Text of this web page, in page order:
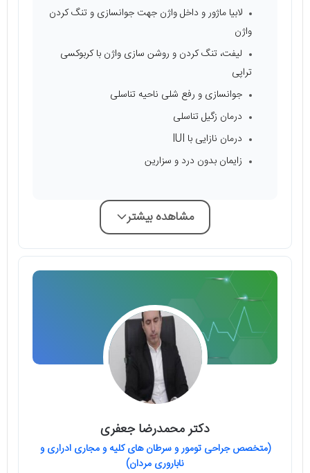
لابیا ماژور و داخل واژن جهت جوانسازی و تنگ کردن
واژن
لیفت، تنگ کردن و روشن سازی واژن با کربوکسی
تراپی
جوانسازی و رفع شلی ناحیه تناسلی
درمان زگیل تناسلی
درمان نازایی با IUI
زایمان بدون درد و سزارین
مشاهده بیشتر
دکتر محمدرضا جعفری
(متخصص جراحی تومور و سرطان های کلیه و مجاری ادراری و
ناباروری مردان)